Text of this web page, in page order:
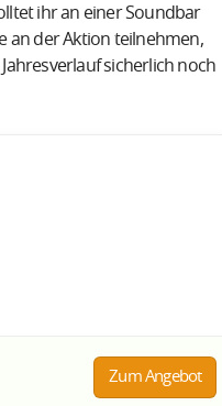
ihr an einer Soundbar
an der Aktion teilnehmen,
sicherlich noch
Zum Angebot